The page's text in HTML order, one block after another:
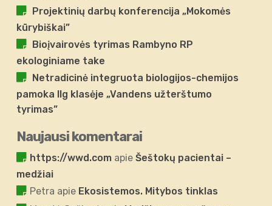
Projektinių darbų konferencija „Mokomės
kūrybiškai”
Bioįvairovės tyrimas Rambyno RP
ekologiniame take
Netradicinė integruota biologijos-chemijos
pamoka IIg klasėje „Vandens užterštumo
tyrimas”
Naujausi komentarai
https://wwd.com apieŠeštokų pacientai –
medžiai
Petra apie Ekosistemos. Mitybos tinklas